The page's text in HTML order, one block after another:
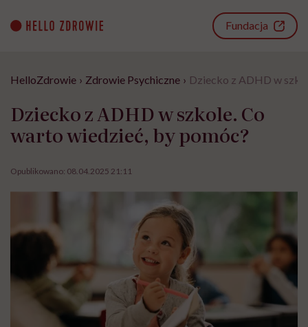
content
Fundacja
HelloZdrowie › Zdrowie Psychiczne › Dziecko z ADHD w
Dziecko z ADHD w szkole. Co
warto wiedzieć, by pomóc?
Opublikowano: 08.04.2025 21:11